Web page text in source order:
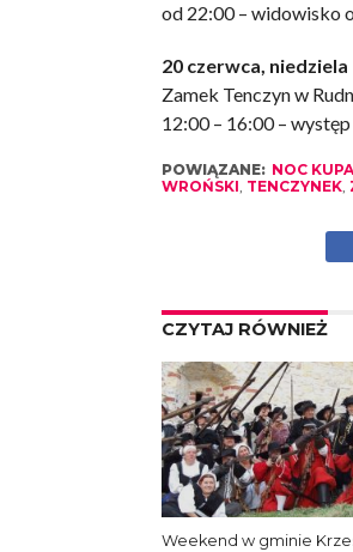
od 22:00 – widowisko
20 czerwca, niedziela
Zamek Tenczyn w
12:00 – 16:00 –
POWIĄZANE: NOC
WROŃSKI, TENCZYNEK,
CZYTAJ RÓWNIEŻ
Weekend w gminie